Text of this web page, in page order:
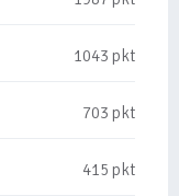
1043 pkt
703 pkt
415 pkt